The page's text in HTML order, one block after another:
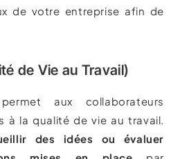
de votre entreprise afin de
de Vie au Travail)
aux collaborateurs
à la qualité de vie au travail.
des idées ou évaluer